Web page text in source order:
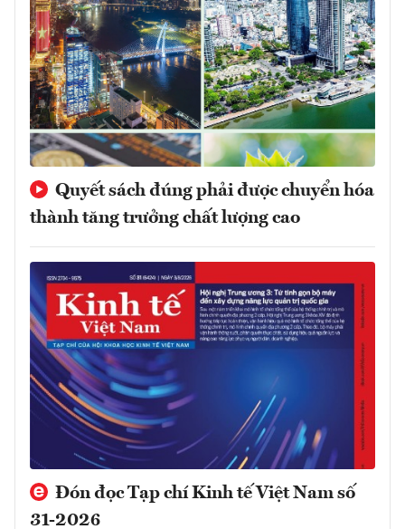
Quyết sách đúng phải được chuyển hóa
thành tăng trưởng chất lượng cao
Đón đọc Tạp chí Kinh tế Việt Nam số
31-2026